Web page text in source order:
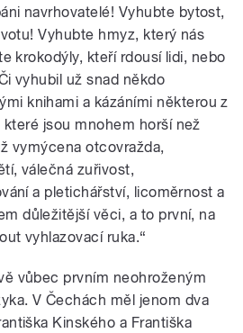
navrhovatelé! Vyhubte bytost,
Vyhubte hmyz, který nás
krokodýly, kteří rdousí lidi, nebo
vyhubil už snad někdo
knihami a kázáními některou z
jsou mnohem horší než
vymýcena otcovražda,
válečná zuřivost,
a pletichářství, licoměrnost a
důležitější věci, a to první, na
vyhlazovací ruka.“
vůbec prvním neohroženým
V Čechách měl jenom dva
Kinského a Františka